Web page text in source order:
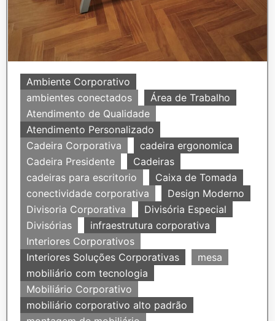
Ambiente Corporativo
ambientes conectados
Área de Trabalho
Atendimento de Qualidade
Atendimento Personalizado
Cadeira Corporativa
cadeira ergonomica
Cadeira Presidente
Cadeiras
cadeiras para escritorio
Caixa de Tomada
conectividade corporativa
Design Moderno
Divisoria Corporativa
Divisória Especial
Divisórias
infraestrutura corporativa
Interiores Corporativos
Interiores Soluções Corporativas
mesa
mobiliário com tecnologia
Mobiliário Corporativo
mobiliário corporativo alto padrão